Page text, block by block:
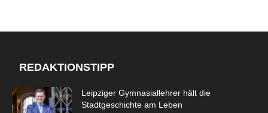
REDAKTIONSTIPP
Leipziger Gymnasiallehrer hält die
Stadtgeschichte am Leben